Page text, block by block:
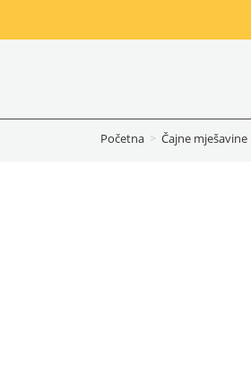
Početna > Čajne mješavine